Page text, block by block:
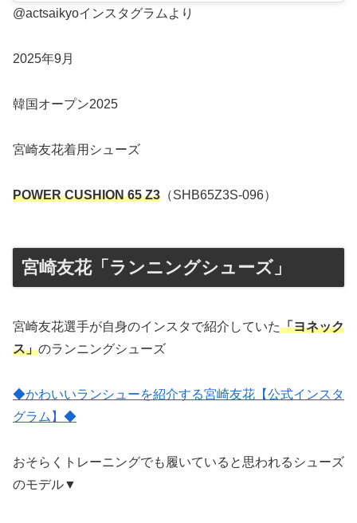
@actsaikyoインスタグラムより
2025年9月
韓国オープン2025
宮崎友花着用シューズ
POWER CUSHION 65 Z3 （SHB65Z3S-096）
宮崎友花「ランニングシューズ」
宮崎友花選手が自身のインスタで紹介していた「ヨネック
ス」のランニングシューズ
◆かわいいランシューを紹介する宮崎友花【公式インスタ
グラム】◆
おそらくトレーニングでも履いていると思われるシューズ
のモデル▼